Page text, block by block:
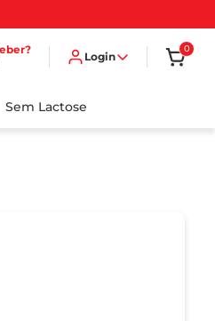
Login
0
Sem Lactose